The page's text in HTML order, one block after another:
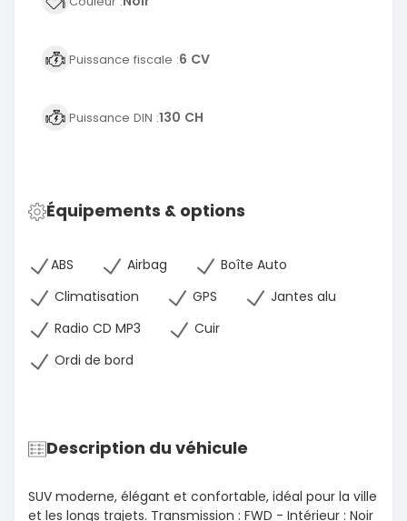
Puissance fiscale :6 CV
Puissance DIN :130 CH
Équipements & options
ABS Airbag
Boîte Auto
Climatisation
GPS
Jantes alu
Radio CD MP3
Cuir
Ordi de bord
Description du véhicule
SUV moderne, élégant et confortable, idéal pour la ville
et les longs trajets. Transmission : FWD - Intérieur : Noir